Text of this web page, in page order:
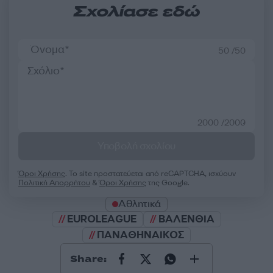
Σχολίασε εδώ
50 /50
2000 /2000
Όροι Χρήσης. Το site προστατεύεται από reCAPTCHA, ισχύουν
Πολιτική Απορρήτου &Όροι Χρήσης της Google.
Αθλητικά
EUROLEAGUE
ΒΑΛΕΝΘΙΑ
ΠΑΝΑΘΗΝΑΙΚΟΣ
Share: